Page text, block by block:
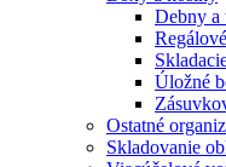
Debny a
Úložné
Ostatné
Skladovanie